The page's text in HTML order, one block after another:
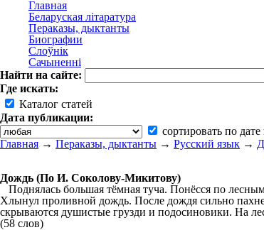
Главная
Беларуская літаратура
Пераказы, дыктанты
Биографии
Слоўнік
Сачыненні
Найти на сайте:
Где искать:
Каталог статей
Дата публикации:
сортировать по
Главная → Пераказы, дыктанты → Русский язык →
Дождь (По И. Соколову-Микитову)
Поднялась большая тёмная туча. Понёсся по
Хлынул проливной дождь. После дождя сильно
скрываются душистые грузди и подосиновики. На
(58 слов)